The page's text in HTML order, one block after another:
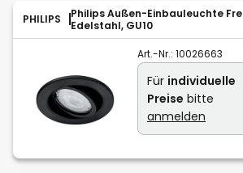
PHILIPS
Philips Außen-Einbauleuchte
Edelstahl, GU10
Art.-Nr.: 10026663
Für individuelle
Preise bitte
anmelden